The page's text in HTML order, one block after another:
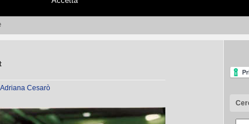
Adriana Cesarò